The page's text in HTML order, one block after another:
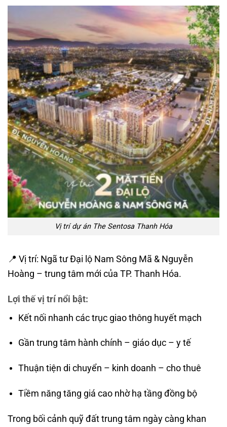
Vị trí dự án The Sentosa Thanh Hóa
📍 Vị trí: Ngã tư Đại lộ Nam Sông Mã & Nguyễn
Hoàng – trung tâm mới của TP. Thanh Hóa.
Lợi thế vị trí nổi bật:
Kết nối nhanh các trục giao thông huyết mạch
Gần trung tâm hành chính – giáo dục – y tế
Thuận tiện di chuyển – kinh doanh – cho thuê
Tiềm năng tăng giá cao nhờ hạ tầng đồng bộ
Trong bối cảnh quỹ đất trung tâm ngày càng khan